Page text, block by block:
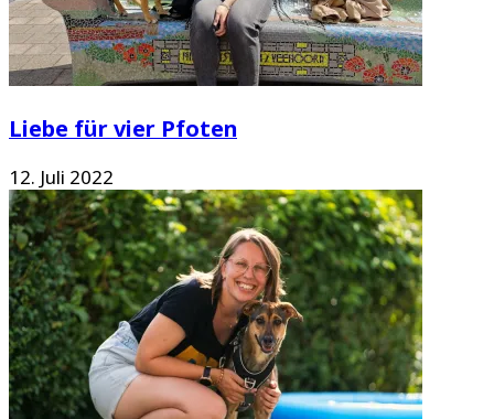
Liebe für vier Pfoten
12. Juli 2022